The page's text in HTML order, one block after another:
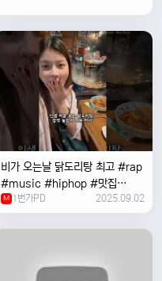
비가 오는날 ￼닭도리탕 최고 #rap
#music #hiphop #맛집
#travel #여행 #food ￼
M 1번가PD 2025.09.02